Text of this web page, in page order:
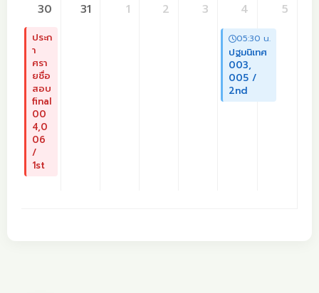
30
ประก
า
ศรา
ยชื่อ
สอบ
final
00
4,0
06
/
1st
31 1 2 3 4
05:30 น.
ปฐมนิเทศ
003,
005 /
2nd
5